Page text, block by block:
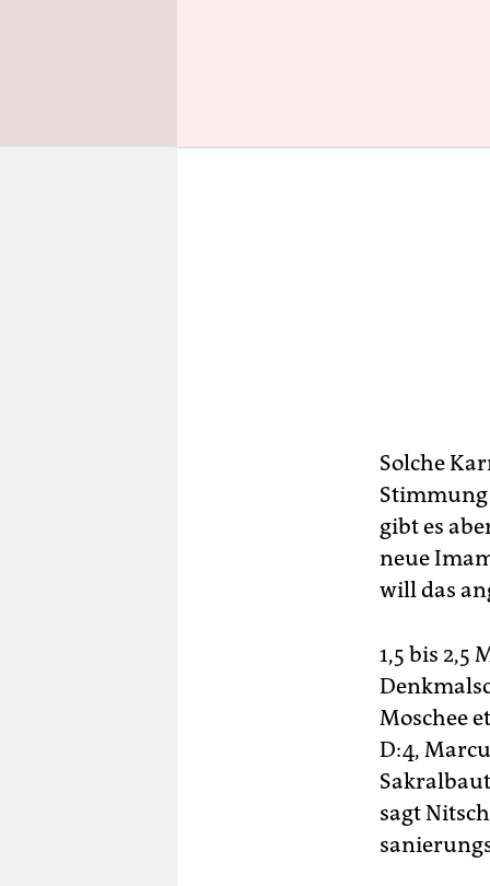
Solche
Stimmung
gibt es
neue
will das
1,5 bis 2,5
Moschee
D:4,
sagt